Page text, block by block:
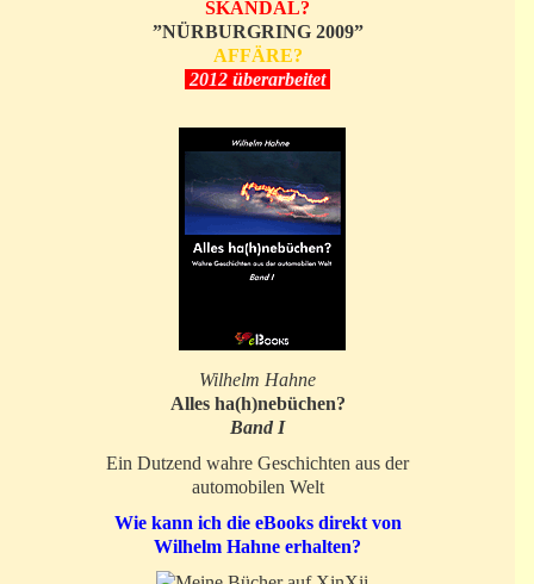
SKANDAL?
”NÜRBURGRING 2009”
AFFÄRE?
2012 überarbeitet
Wilhelm Hahne
Alles ha(h)nebüchen?
Band I
Ein Dutzend wahre Geschichten aus der
automobilen Welt
Wie kann ich die eBooks direkt von
Wilhelm Hahne erhalten?